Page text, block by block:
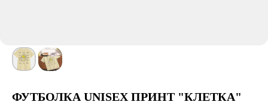
ФУТБОЛКА UNISEX ПРИНТ "КЛЕТКА"